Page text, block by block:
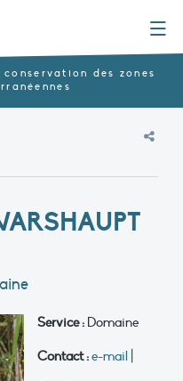
des zones
Service : Domaine
Contact :e-mail